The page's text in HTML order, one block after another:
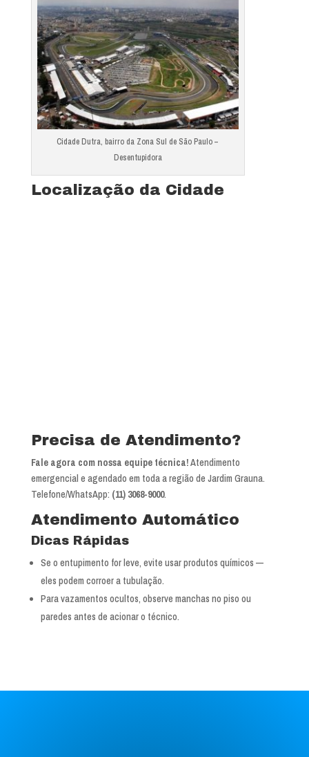
Cidade Dutra, bairro da Zona Sul de São Paulo –
Desentupidora
Localização da Cidade
Precisa de Atendimento?
Fale agora com nossa equipe técnica!Atendimento
emergencial e agendado em toda a região de Jardim Grauna.
Telefone/WhatsApp: (11) 3068-9000.
Atendimento Automático
Dicas Rápidas
Se o entupimento for leve, evite usar produtos químicos —
eles podem corroer a tubulação.
Para vazamentos ocultos, observe manchas no piso ou
paredes antes de acionar o técnico.